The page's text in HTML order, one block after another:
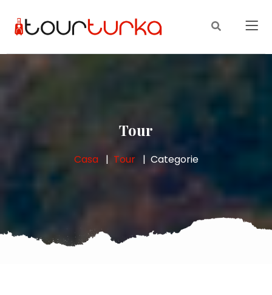
Tour
Casa Tour Categorie